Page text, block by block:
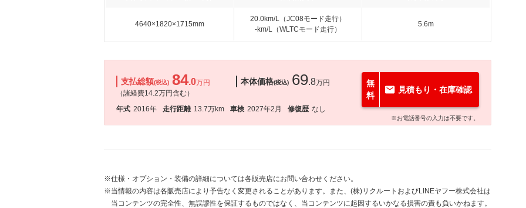
4640×1820×1715mm
20.0km/L（JC08モード走行）
-km/L（WLTCモード走行）
5.6m
支払総額(税込) 84.0万円
（諸経費14.2万円含む）
本体価格(税込) 69.8万円
年式 2016年 走行距離 13.7万km 車検 2027年2月 修復歴 なし
無
料
見積もり・在庫確認
※お電話番号の入力は不要です。
※仕様・オプション・装備の詳細については各販売店にお問い合わせください。
※当情報の内容は各販売店により予告なく変更されることがあります。また、(株)リクルートおよびLINEヤフー株式会社は
当コンテンツの完全性、無誤謬性を保証するものではなく、当コンテンツに起因するいかなる損害の責も負いかねます。